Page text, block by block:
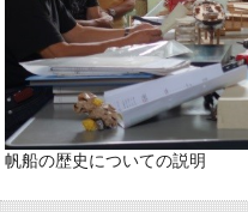
帆船の歴史についての説明